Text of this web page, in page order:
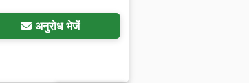
अनुरोध भेजें